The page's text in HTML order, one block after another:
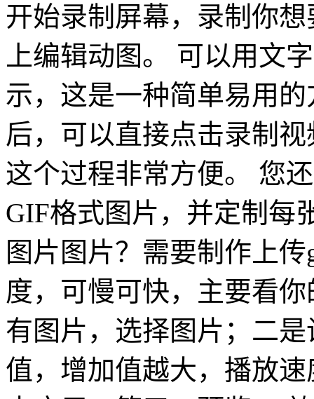
开始录制屏幕，录制你
上编辑动图。 可以用文
示，这是一种简单易用
后，可以直接点击录制
这个过程非常方便。 您
GIF格式图片，并定制每
图片图片？需要制作上
度，可慢可快，主要看
有图片，选择图片；二
值，增加值越大，播放